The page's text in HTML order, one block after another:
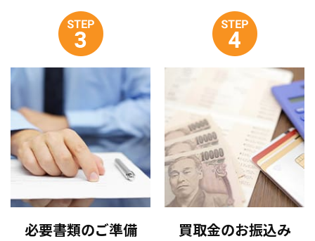
必要書類のご準備 買取金のお振込み